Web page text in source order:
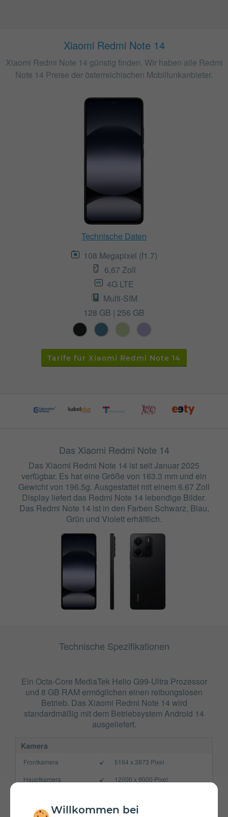
Willkommen bei
Xiaomi Redmi Note 14
Xiaomi Redmi Note 14 günstig finden. Wir haben alle Redmi
Note 14 Preise der österreichischen Mobilfunkanbieter.
Technische Daten
108 Megapixel (f1.7)
6,67 Zoll
4G LTE
Multi-SIM
128 GB | 256 GB
Tarife für Xiaomi Redmi Note 14
Das Xiaomi Redmi Note 14
Das Xiaomi Redmi Note 14 ist seit Januar 2025
verfügbar. Es hat eine Größe von 163.3 mm und ein
Gewicht von 196.5g. Ausgestattet mit einem 6.67 Zoll
Display liefert das Redmi Note 14 lebendige Bilder.
Das Redmi Note 14 ist in den Farben Schwarz, Blau,
Grün und Violett erhältlich.
Technische Spezifikationen
Ein Octa-Core MediaTek Helio G99-Ultra Prozessor
und 8 GB RAM ermöglichen einen reibungslosen
Betrieb. Das Xiaomi Redmi Note 14 wird
standardmäßig mit dem Betriebsystem Android 14
ausgeliefert.
Kamera
Frontkamera
5164 x 3873 Pixel
Hauptkamera
12000 x 9000 Pixel
Bluetooth
5.3